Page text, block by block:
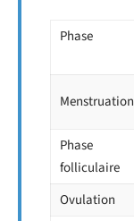
Phase
Menstruation
Phase
folliculaire
Ovulation